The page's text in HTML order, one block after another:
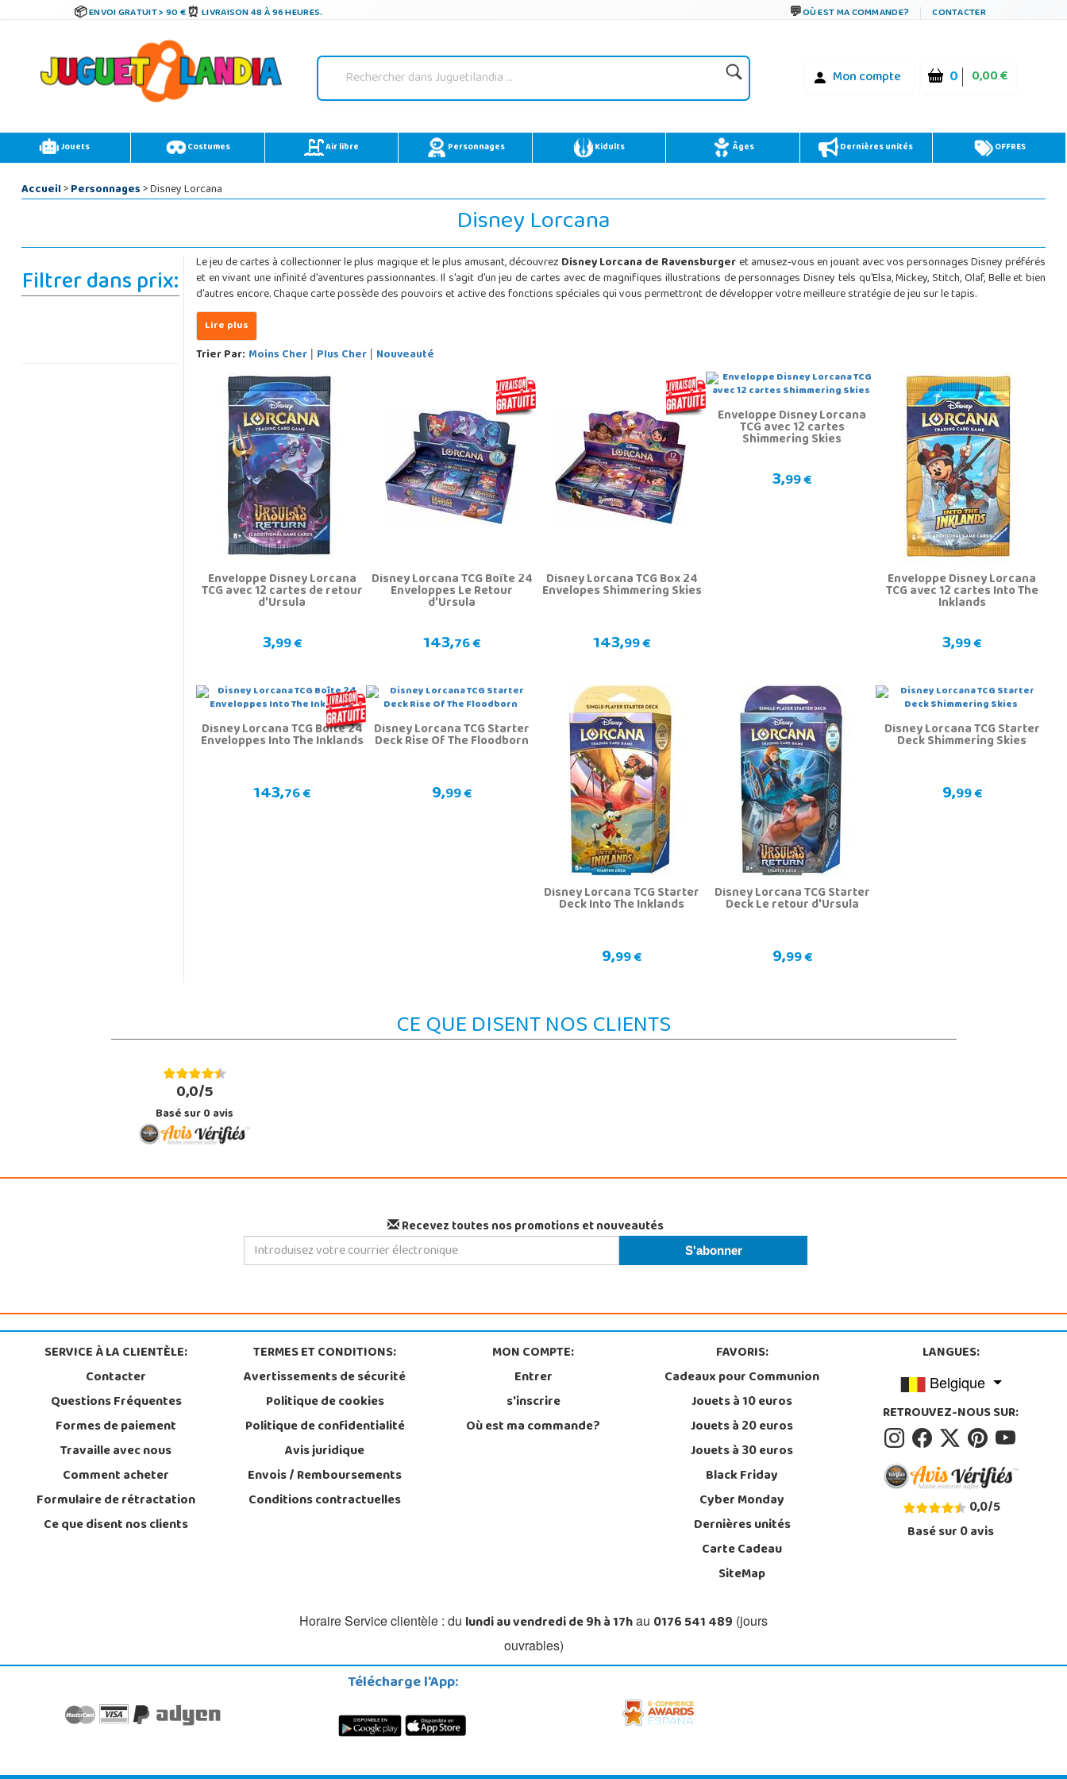
ENVOI GRATUIT > 90 € LIVRAISON 48 À 96 HEURES. OÙ EST MA COMMANDE? CONTACTER
Mon compte 0 0,00 €
Jouets Costumes Air libre Personnages Kidults Âges Dernières unités OFFRES
Accueil>Personnages> Disney Lorcana
Disney Lorcana
Filtrer dans prix: Le jeu de cartes à collectionner le plus magique et le plus amusant, découvrezDisney Lorcana de Ravensburgeret amusez-vous en jouant avec vos personnages Disney préférés
et en vivant une infinité d'aventures passionnantes. Il s'agit d'un jeu de cartes avec de magnifiques illustrations de personnages Disney tels qu'Elsa, Mickey, Stitch, Olaf, Belle et bien
d'autres encore. Chaque carte possède des pouvoirs et active des fonctions spéciales qui vous permettront de développer votre meilleure stratégie de jeu sur le tapis.
Trier Par: Moins Cher| Plus Cher| Nouveauté
Enveloppe Disney Lorcana
TCG avec 12 cartes de retour
d'Ursula
3,99 €
Disney Lorcana TCG Boîte 24
Enveloppes Le Retour
d'Ursula
143,76 €
Disney Lorcana TCG Box 24
Envelopes Shimmering Skies
143,99 €
Enveloppe Disney Lorcana
TCG avec 12 cartes
Shimmering Skies
3,99 €
Enveloppe Disney Lorcana
TCG avec 12 cartes Into The
Inklands
3,99 €
Disney Lorcana TCG Boîte 24
Enveloppes Into The Inklands
143,76 €
Disney Lorcana TCG Starter
Deck Rise Of The Floodborn
9,99 €
Disney Lorcana TCG Starter
Deck Into The Inklands
9,99 €
Disney Lorcana TCG Starter
Deck Le retour d'Ursula
9,99 €
Disney Lorcana TCG Starter
Deck Shimmering Skies
9,99 €
CE QUE DISENT NOS CLIENTS
0,0/5
Basé sur0avis
Recevez toutes nos promotions et nouveautés
SERVICE À LA CLIENTÈLE:
Contacter
Questions Fréquentes
Formes de paiement
Travaille avec nous
Comment acheter
Formulaire de rétractation
Ce que disent nos clients
TERMES ET CONDITIONS:
Avertissements de sécurité
Politique de cookies
Politique de confidentialité
Avis juridique
Envois / Remboursements
Conditions contractuelles
MON COMPTE:
Entrer
s'inscrire
Où est ma commande?
FAVORIS:
Cadeaux pour Communion
Jouets à 10 euros
Jouets à 20 euros
Jouets à 30 euros
Black Friday
Cyber Monday
Dernières unités
Carte Cadeau
SiteMap
LANGUES:
Belgique
RETROUVEZ-NOUS SUR:
0,0/5
Basé sur0avis
Horaire Service clientèle : du lundi au vendredi de 9h à 17hau 0176 541 489 (jours
ouvrables)
Télécharge l'App: